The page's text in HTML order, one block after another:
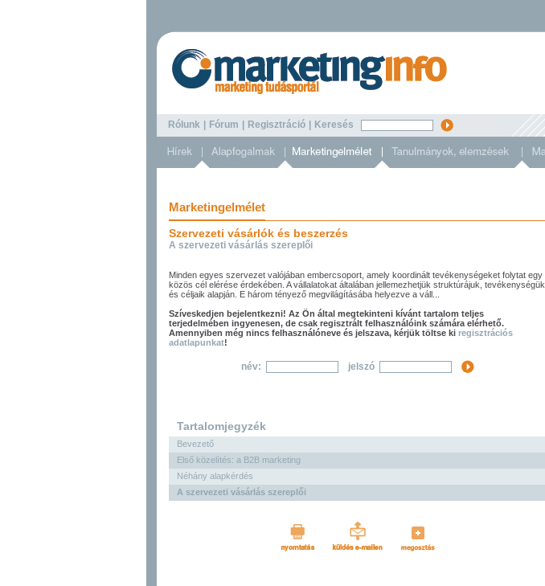
Rólunk Fórum Regisztráció Keresés
Marketingelmélet
Szervezeti vásárlók és beszerzés
A szervezeti vásárlás szereplői
Minden egyes szervezet valójában embercsoport, amely koordinált tevékenységeket folytat egy
közös cél elérése érdekében. A vállalatokat általában jellemezhetjük struktúrájuk, tevékenységük
és céljaik alapján. E három tényező megvilágításába helyezve a váll...
Szíveskedjen bejelentkezni! Az Ön által megtekinteni kívánt tartalom teljes
terjedelmében ingyenesen, de csak regisztrált felhasználóink számára elérhető.
Amennyiben még nincs felhasználóneve és jelszava, kérjük töltse ki regisztrációs
adatlapunkat!
név: jelszó
Tartalomjegyzék
Bevezető
Első közelítés: a B2B marketing
Néhány alapkérdés
A szervezeti vásárlás szereplői